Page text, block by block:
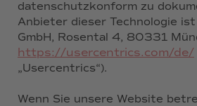
datenschutzkonform zu
Anbieter dieser Technologie
GmbH, Rosental 4, 80331
https://usercentrics.com/de/
„Usercentrics“).
Wenn Sie unsere Website